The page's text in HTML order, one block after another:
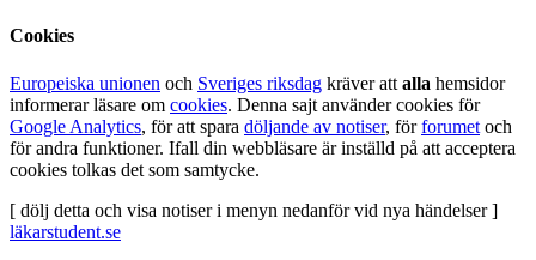
Cookies
Europeiska unionen och Sveriges riksdag kräver att alla hemsidor
informerar läsare om cookies. Denna sajt använder cookies för
Google Analytics, för att spara döljande av notiser, förforumet och
för andra funktioner. Ifall din webbläsare är inställd på att acceptera
cookies tolkas det som samtycke.
[ dölj detta och visa notiser i menyn nedanför vid nya händelser ]
läkarstudent.se